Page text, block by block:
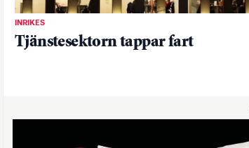
INRIKES
Tjänstesektorn tappar fart